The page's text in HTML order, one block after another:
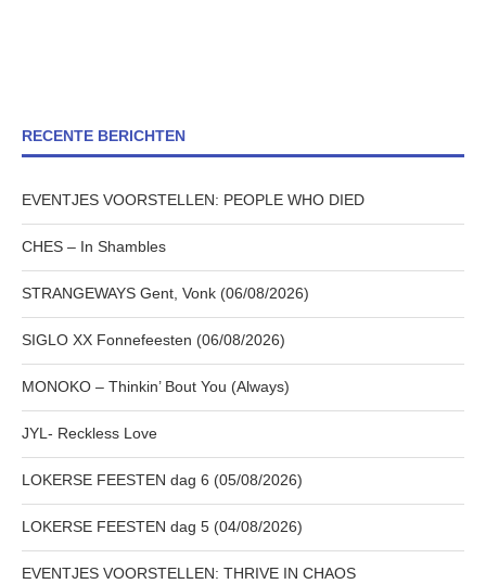
RECENTE BERICHTEN
EVENTJES VOORSTELLEN: PEOPLE WHO DIED
CHES – In Shambles
STRANGEWAYS Gent, Vonk (06/08/2026)
SIGLO XX Fonnefeesten (06/08/2026)
MONOKO – Thinkin’ Bout You (Always)
JYL- Reckless Love
LOKERSE FEESTEN dag 6 (05/08/2026)
LOKERSE FEESTEN dag 5 (04/08/2026)
EVENTJES VOORSTELLEN: THRIVE IN CHAOS